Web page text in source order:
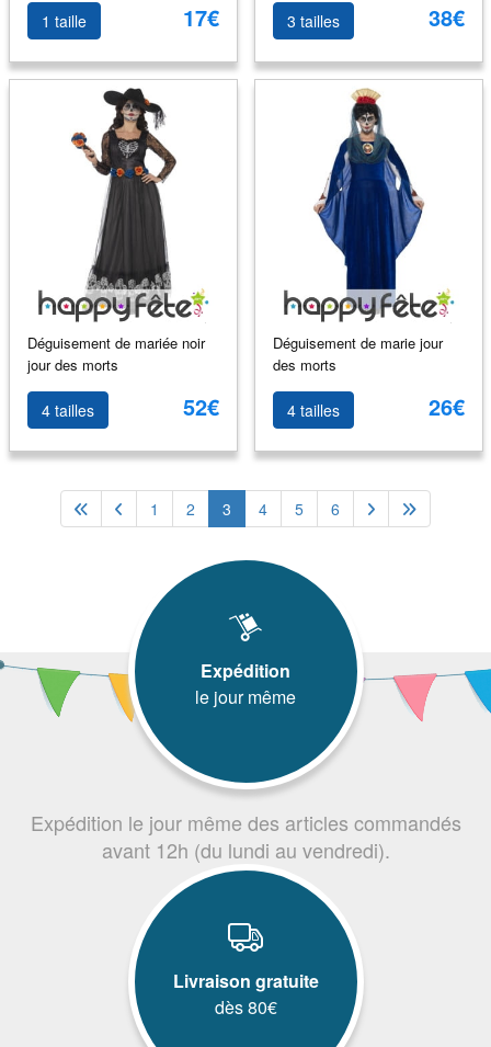
1 taille 17€ 3 tailles 38€
Déguisement de mariée noir
jour des morts
4 tailles 52€
Déguisement de marie jour
des morts
4 tailles 26€
1 2 3 4 5 6
Expédition
le jour même
Expédition le jour même des articles commandés
avant 12h (du lundi au vendredi).
Livraison gratuite
dès 80€